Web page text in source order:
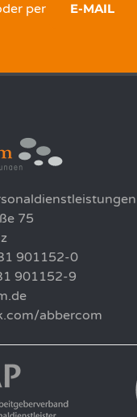
per
E-MAIL
75
901152-0
901152-9
abbercom